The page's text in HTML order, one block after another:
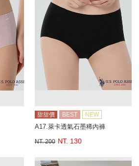
甜甜價 BEST NEW
A17.萊卡透氣石墨稀內褲
NT. 200 NT. 130